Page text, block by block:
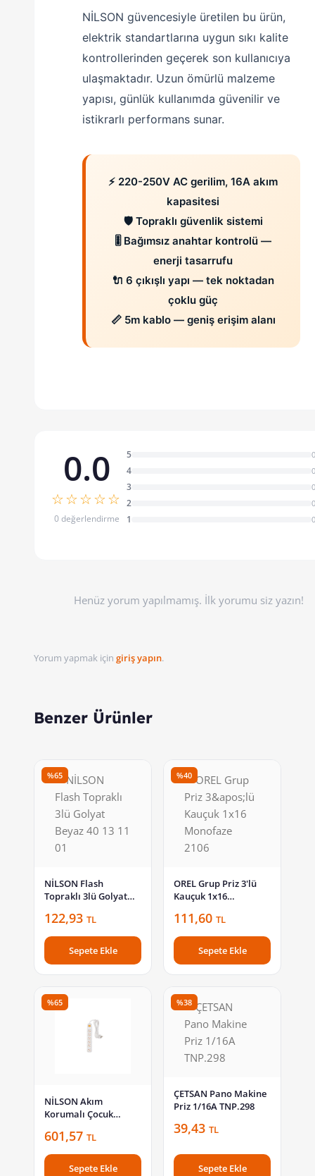
NİLSON güvencesiyle üretilen bu ürün,
elektrik standartlarına uygun sıkı kalite
kontrollerinden geçerek son kullanıcıya
ulaşmaktadır. Uzun ömürlü malzeme
yapısı, günlük kullanımda güvenilir ve
istikrarlı performans sunar.
⚡ 220-250V AC gerilim, 16A akım
kapasitesi
🛡️ Topraklı güvenlik sistemi
🎚️ Bağımsız anahtar kontrolü —
enerji tasarrufu
🔌 6 çıkışlı yapı — tek noktadan
çoklu güç
📏 5m kablo — geniş erişim alanı
0.0
☆☆☆☆☆
0 değerlendirme
5
4
3
2
1
Henüz yorum yapılmamış. İlk yorumu siz yazın!
Yorum yapmak için giriş yapın.
Benzer Ürünler
%65
NİLSON Flash
Topraklı 3lü Golyat
122,93 TL
Sepete Ekle
%40
OREL Grup Priz 3'lü
Kauçuk 1x16
111,60 TL
Sepete Ekle
%65
NİLSON Akım
Korumalı Çocuk
Topraklı 6lı Grup Priz
1,5m Kutulu 46 13 41
15
601,57 TL
Sepete Ekle
%38
ÇETSAN Pano Makine
Priz 1/16A TNP.298
39,43 TL
Sepete Ekle